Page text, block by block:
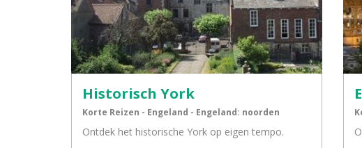
Historisch York
Korte Reizen - Engeland - Engeland: noorden
Ontdek het historische York op eigen tempo.